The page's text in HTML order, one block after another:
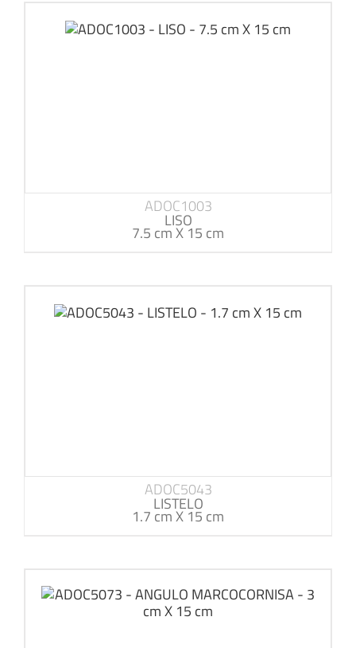
ADOC1003
LISO
7.5 cm X 15 cm
ADOC5043
LISTELO
1.7 cm X 15 cm